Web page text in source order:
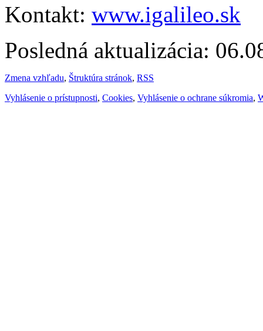
Kontakt: www.igalileo.sk
Posledná aktualizácia:
Zmena vzhľadu, Štruktúra stránok, RSS
Vyhlásenie o prístupnosti, Cookies, Vyhlásenie o ochrane súkromia,